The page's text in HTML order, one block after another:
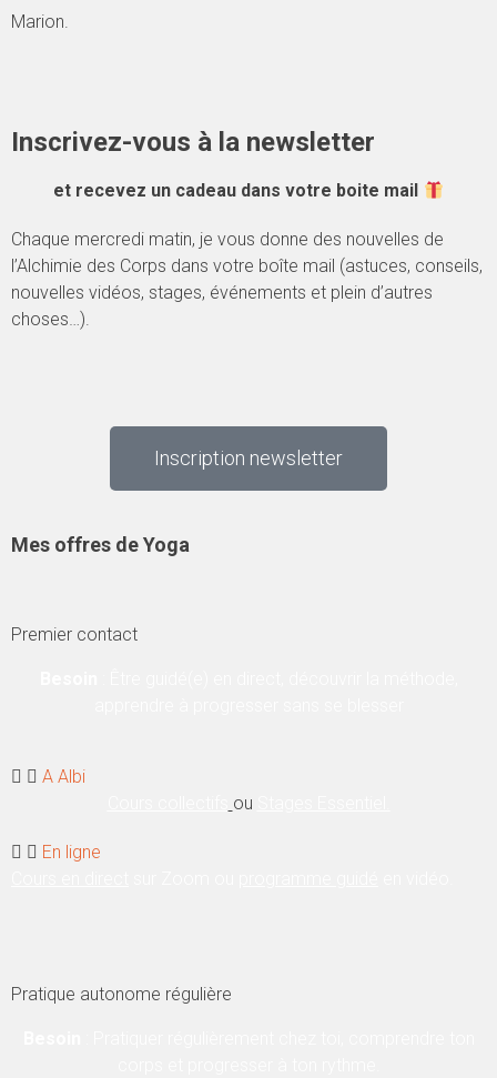
Marion.
Inscrivez-vous à la newsletter
et recevez un cadeau dans votre boite mail
Chaque mercredi matin, je vous donne des nouvelles de
l’Alchimie des Corps dans votre boîte mail (astuces, conseils,
nouvelles vidéos, stages, événements et plein d’autres
choses…).
Inscription newsletter
Mes offres de Yoga
Premier contact
A Albi
ou
En ligne
Pratique autonome régulière